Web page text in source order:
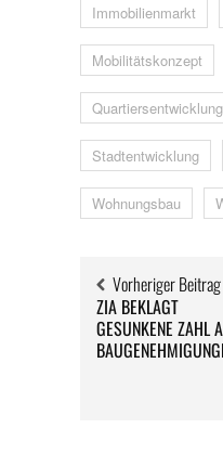
Immobilienmarkt
Mobilitätskonzept
Quartiersentwicklung
Stadtentwicklung
Wohnungsbau
Vorheriger Beitrag
ZIA BEKLAGT
GESUNKENE ZAHL